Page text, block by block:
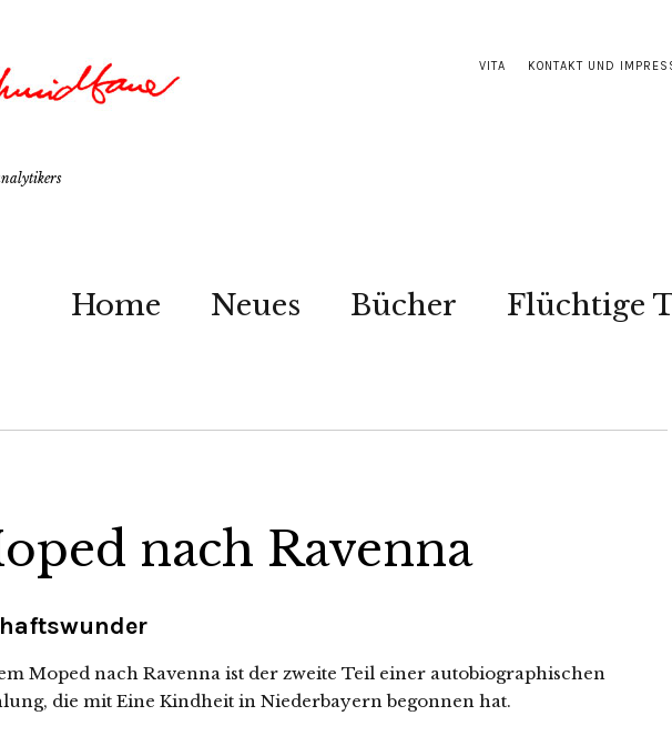
VITA KONTAKT UND
Home Neues Bücher Flüchtige
nach Ravenna
Moped nach Ravenna ist der zweite Teil einer autobiographischen
die mit Eine Kindheit in Niederbayern begonnen hat.